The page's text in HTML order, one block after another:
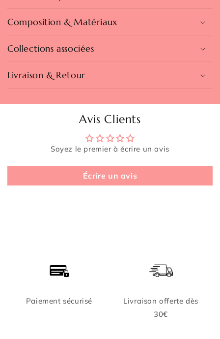
Composition & Matériaux
Collections associées
Livraison & Retour
Avis Clients
Soyez le premier à écrire un avis
Écrire un avis
Paiement sécurisé
Livraison offerte dès
30€